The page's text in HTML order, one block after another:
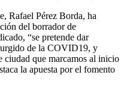
Rafael Pérez Borda, ha
del borrador de
“se pretende dar
de la COVID19, y
ciudad que marcamos al inicio
la apuesta por el fomento